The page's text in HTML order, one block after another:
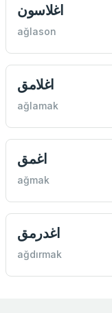
اغلاسون
ağlason
اغلامق
ağlamak
اغمق
ağmak
اغدرمق
ağdırmak